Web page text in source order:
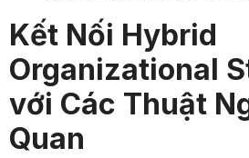
Kết Nối Hybrid
Organizational
với Các Thuật
Quan